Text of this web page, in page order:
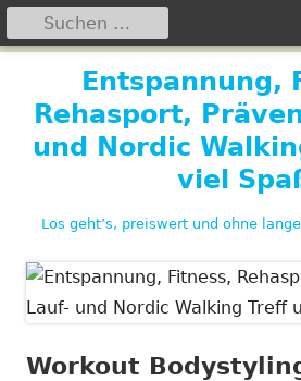
Inhalt
Entspannung,
Rehasport,
und Nordic
viel
Los geht’s, preiswert und ohne
Primäres
Suchen
nach:
Workout